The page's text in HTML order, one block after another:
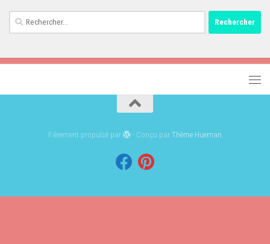
Rechercher :
Fièrement propulsé par - Conçu parThème Hueman